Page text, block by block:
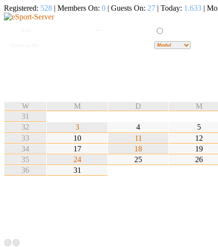
Registered: 528 | Members On: 0 | Guests On: 27 | Today: 1.633 |
W M D
M
31
32
3 4
5
33
10 11
12
34
17 18
19
35
24 25
26
36
31